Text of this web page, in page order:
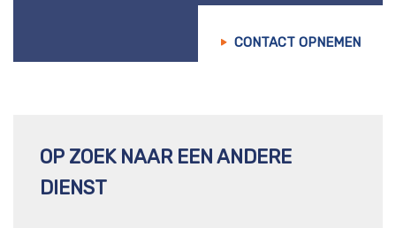
CONTACT OPNEMEN
OP ZOEK NAAR EEN ANDERE
DIENST